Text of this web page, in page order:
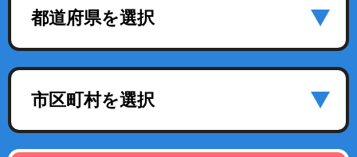
都道府県を選択
市区町村を選択